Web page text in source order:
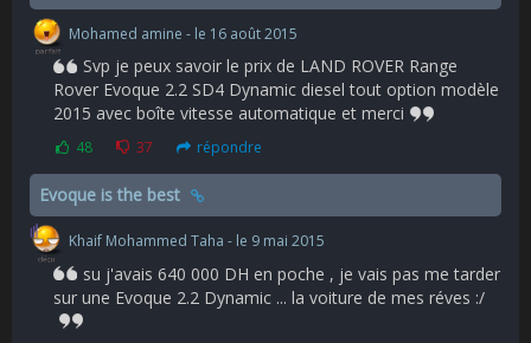
Mohamed amine - le 16 août 2015
Svp je peux savoir le prix de LAND ROVER Range
Rover Evoque 2.2 SD4 Dynamic diesel tout option modèle
2015 avec boîte vitesse automatique et merci
48 37 répondre
Evoque is the best
Khaif Mohammed Taha - le 9 mai 2015
su j'avais 640 000 DH en poche , je vais pas me tarder
sur une Evoque 2.2 Dynamic ... la voiture de mes réves :/